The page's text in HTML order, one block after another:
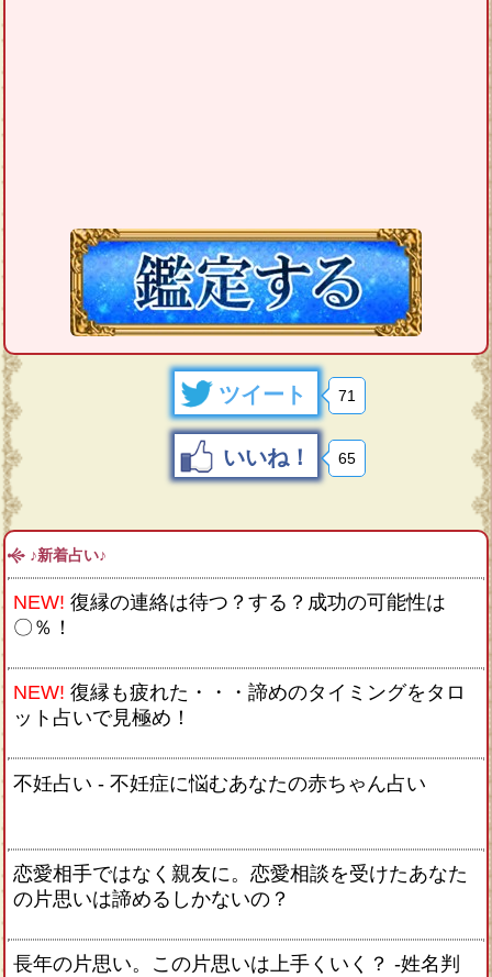
ツイート 71
いいね！ 65
♪新着占い♪
NEW! 復縁の連絡は待つ？する？成功の可能性は
〇％！
NEW! 復縁も疲れた・・・諦めのタイミングをタロ
ット占いで見極め！
不妊占い - 不妊症に悩むあなたの赤ちゃん占い
恋愛相手ではなく親友に。恋愛相談を受けたあなた
の片思いは諦めるしかないの？
長年の片思い。この片思いは上手くいく？ -姓名判